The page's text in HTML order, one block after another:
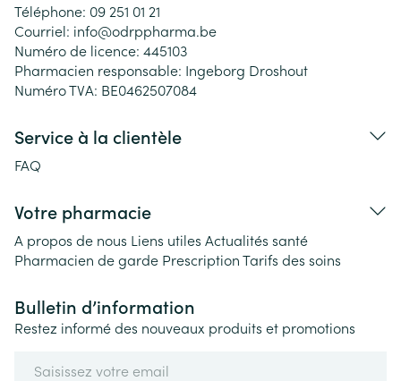
Téléphone: 09 251 01 21
Courriel: info@odrppharma.be
Numéro de licence: 445103
Pharmacien responsable: Ingeborg Droshout
Numéro TVA: BE0462507084
Service à la clientèle
FAQ
Votre pharmacie
A propos de nous Liens utiles Actualités santé
Pharmacien de garde PrescriptionTarifs des soins
Bulletin d’information
Restez informé des nouveaux produits et promotions